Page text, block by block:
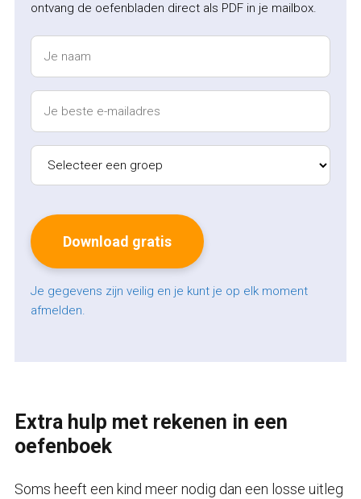
ontvang de oefenbladen direct als PDF in je mailbox.
Je gegevens zijn veilig en je kunt je op elk moment
afmelden.
Extra hulp met rekenen in een
oefenboek
Soms heeft een kind meer nodig dan een losse uitleg